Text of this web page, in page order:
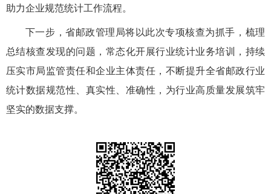
助力企业规范统计工作流程。
下一步，省邮政管理局将以此次专项核查为抓手，梳理
总结核查发现的问题，常态化开展行业统计业务培训，持续
压实市局监管责任和企业主体责任，不断提升全省邮政行业
统计数据规范性、真实性、准确性，为行业高质量发展筑牢
坚实的数据支撑。